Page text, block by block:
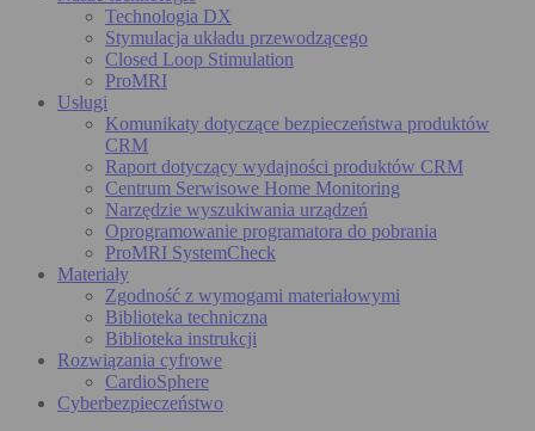
Technologia DX
Stymulacja układu przewodzącego
Closed Loop Stimulation
ProMRI
Usługi
Komunikaty dotyczące bezpieczeństwa produktów
CRM
Raport dotyczący wydajności produktów CRM
Centrum Serwisowe Home Monitoring
Narzędzie wyszukiwania urządzeń
Oprogramowanie programatora do pobrania
ProMRI SystemCheck
Materiały
Zgodność z wymogami materiałowymi
Biblioteka techniczna
Biblioteka instrukcji
Rozwiązania cyfrowe
CardioSphere
Cyberbezpieczeństwo